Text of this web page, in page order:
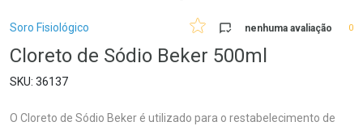
Breadcrumb
Soro Fisiológico nenhuma avaliação 0
Cloreto de Sódio Beker 500ml
36137
O Cloreto de Sódio Beker é utilizado para o restabelecimento de